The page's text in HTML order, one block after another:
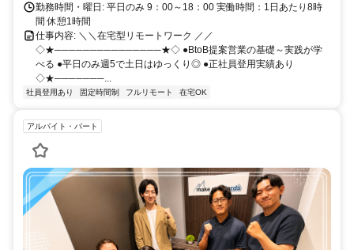
勤務時間・曜日: 平日のみ 9：00～18：00 実働時間：1日あたり8時
間 休憩1時間
仕事内容: ＼＼在宅型リモートワーク ／／
◇★───────────────★◇ ●BtoB提案営業の基礎～実践が学
べる ●平日のみ週5で土日はゆっくり◎ ●正社員登用実績あり
◇★───────...
社員登用あり 固定時間制 フルリモート 在宅OK
アルバイト・パート